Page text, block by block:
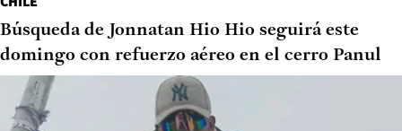
Búsqueda de Jonnatan Hio Hio seguirá este
domingo con refuerzo aéreo en el cerro Panul